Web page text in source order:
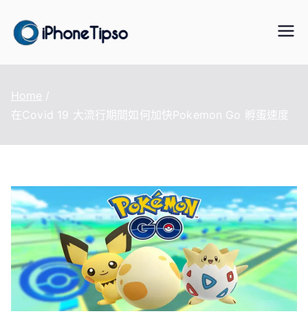
content
Home
在Covid 19 大流行期間如何加快Pokemon Go 孵蛋速度